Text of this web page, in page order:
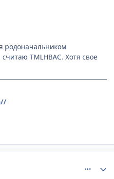
родоначальником
TMLHBAC. Хотя свое